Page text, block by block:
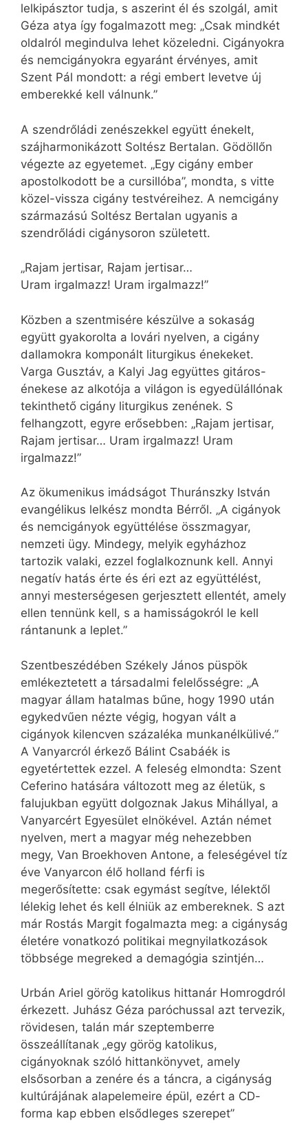
lelkipásztor tudja, s aszerint él és szolgál, amit
Géza atya így fogalmazott meg: „Csak mindkét
oldalról megindulva lehet közeledni. Cigányokra
és nemcigányokra egyaránt érvényes, amit
Szent Pál mondott: a régi embert levetve új
emberekké kell válnunk.”
A szendrőládi zenészekkel együtt énekelt,
szájharmonikázott Soltész Bertalan. Gödöllőn
végezte az egyetemet. „Egy cigány ember
apostolkodott be a cursillóba”, mondta, s vitte
közel-vissza cigány testvéreihez. A nemcigány
származású Soltész Bertalan ugyanis a
szendrőládi cigánysoron született.
„Rajam jertisar, Rajam jertisar…
Uram irgalmazz! Uram irgalmazz!”
Közben a szentmisére készülve a sokaság
együtt gyakorolta a lovári nyelven, a cigány
dallamokra komponált liturgikus énekeket.
Varga Gusztáv, a Kalyi Jag együttes gitáros-
énekese az alkotója a világon is egyedülállónak
tekinthető cigány liturgikus zenének. S
felhangzott, egyre erősebben: „Rajam jertisar,
Rajam jertisar… Uram irgalmazz! Uram
irgalmazz!”
Az ökumenikus imádságot Thuránszky István
evangélikus lelkész mondta Bérről. „A cigányok
és nemcigányok együttélése összmagyar,
nemzeti ügy. Mindegy, melyik egyházhoz
tartozik valaki, ezzel foglalkoznunk kell. Annyi
negatív hatás érte és éri ezt az együttélést,
annyi mesterségesen gerjesztett ellentét, amely
ellen tennünk kell, s a hamisságokról le kell
rántanunk a leplet.”
Szentbeszédében Székely János püspök
emlékeztetett a társadalmi felelősségre: „A
magyar állam hatalmas bűne, hogy 1990 után
egykedvűen nézte végig, hogyan vált a
cigányok kilencven százaléka munkanélkülivé.”
A Vanyarcról érkező Bálint Csabáék is
egyetértettek ezzel. A feleség elmondta: Szent
Ceferino hatására változott meg az életük, s
falujukban együtt dolgoznak Jakus Mihállyal, a
Vanyarcért Egyesület elnökével. Aztán német
nyelven, mert a magyar még nehezebben
megy, Van Broekhoven Antone, a feleségével tíz
éve Vanyarcon élő holland férfi is
megerősítette: csak egymást segítve, lélektől
lélekig lehet és kell élniük az embereknek. S azt
már Rostás Margit fogalmazta meg: a cigányság
életére vonatkozó politikai megnyilatkozások
többsége megreked a demagógia szintjén…
Urbán Ariel görög katolikus hittanár Homrogdról
érkezett. Juhász Géza paróchussal azt tervezik,
rövidesen, talán már szeptemberre
összeállítanak „egy görög katolikus,
cigányoknak szóló hittankönyvet, amely
elsősorban a zenére és a táncra, a cigányság
kultúrájának alapelemeire épül, ezért a CD-
forma kap ebben elsődleges szerepet”